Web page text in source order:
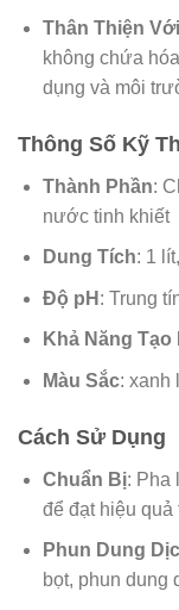
Thân Thiện
không chứa
dụng và môi
Thông Số Kỹ
Thành Phần:
nước tinh khiết
Dung Tích: 1
Độ pH : Trung
Khả Năng Tạo
Màu Sắc: xanh
Cách Sử Dụng
Chuẩn Bị: Pha
để đạt hiệu quả
Phun Dung
bọt, phun dung